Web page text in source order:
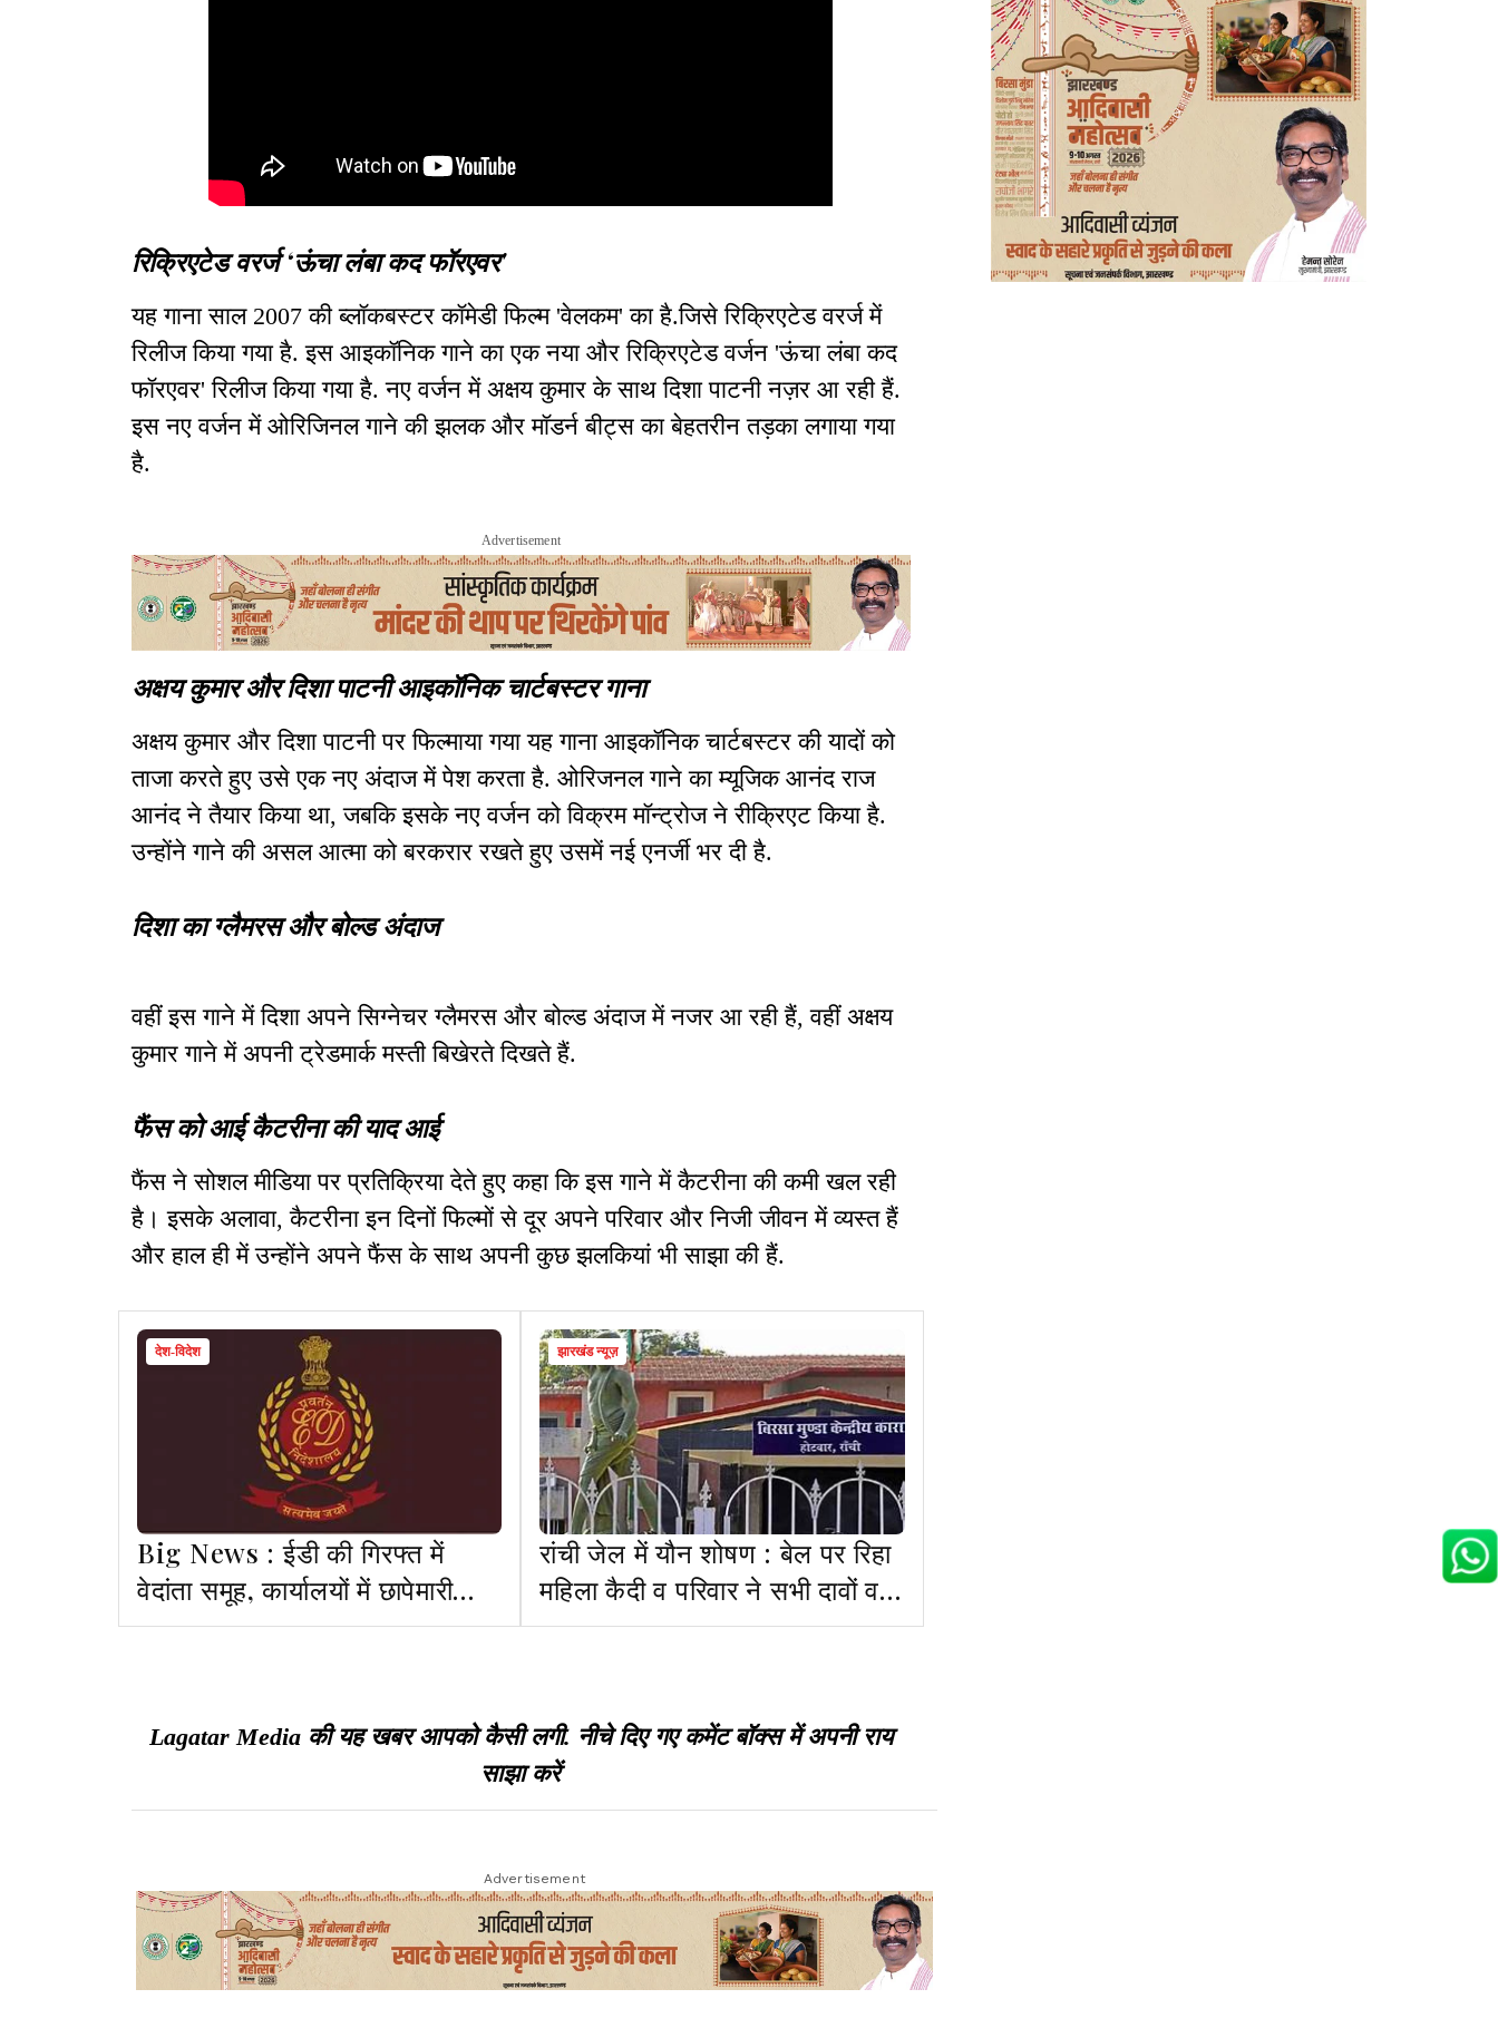
रिक्रिएटेड वरर्ज ‘ऊंचा लंबा कद फॉरएवर'
यह गाना साल 2007 की ब्लॉकबस्टर कॉमेडी फिल्म 'वेलकम' का है.जिसे रिक्रिएटेड वरर्ज में
रिलीज किया गया है. इस आइकॉनिक गाने का एक नया और रिक्रिएटेड वर्जन 'ऊंचा लंबा कद
फॉरएवर' रिलीज किया गया है. नए वर्जन में अक्षय कुमार के साथ दिशा पाटनी नज़र आ रही हैं.
इस नए वर्जन में ओरिजिनल गाने की झलक और मॉडर्न बीट्स का बेहतरीन तड़का लगाया गया
है.
Advertisement
अक्षय कुमार और दिशा पाटनी आइकॉनिक चार्टबस्टर गाना
अक्षय कुमार और दिशा पाटनी पर फिल्माया गया यह गाना आइकॉनिक चार्टबस्टर की यादों को
ताजा करते हुए उसे एक नए अंदाज में पेश करता है. ओरिजनल गाने का म्यूजिक आनंद राज
आनंद ने तैयार किया था, जबकि इसके नए वर्जन को विक्रम मॉन्ट्रोज ने रीक्रिएट किया है.
उन्होंने गाने की असल आत्मा को बरकरार रखते हुए उसमें नई एनर्जी भर दी है.
दिशा का ग्लैमरस और बोल्ड अंदाज
वहीं इस गाने में दिशा अपने सिग्नेचर ग्लैमरस और बोल्ड अंदाज में नजर आ रही हैं, वहीं अक्षय
कुमार गाने में अपनी ट्रेडमार्क मस्ती बिखेरते दिखते हैं.
फैंस को आई कैटरीना की याद आई
फैंस ने सोशल मीडिया पर प्रतिक्रिया देते हुए कहा कि इस गाने में कैटरीना की कमी खल रही
है। इसके अलावा, कैटरीना इन दिनों फिल्मों से दूर अपने परिवार और निजी जीवन में व्यस्त हैं
और हाल ही में उन्होंने अपने फैंस के साथ अपनी कुछ झलकियां भी साझा की हैं.
देश-विदेश
Big News : ईडी की गिरफ्त में
वेदांता समूह, कार्यालयों में छापेमारी
जारी
झारखंड न्यूज़
रांची जेल में यौन शोषण : बेल पर रिहा
महिला कैदी व परिवार ने सभी दावों व
आरोपों को निराधार बताया
Lagatar Media की यह खबर आपको कैसी लगी. नीचे दिए गए कमेंट बॉक्स में अपनी राय
साझा करें
Advertisement